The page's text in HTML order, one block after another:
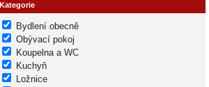
Kategorie
Bydlení obecně
Obývací pokoj
Koupelna a WC
Kuchyň
Ložnice